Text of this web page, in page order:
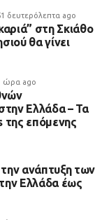
δευτερόλεπτα ago
στη Σκιάθο
θα γίνει
ώρα ago
Ελλάδα – Τα
της επόμενης
ανάπτυξη των
Ελλάδα έως